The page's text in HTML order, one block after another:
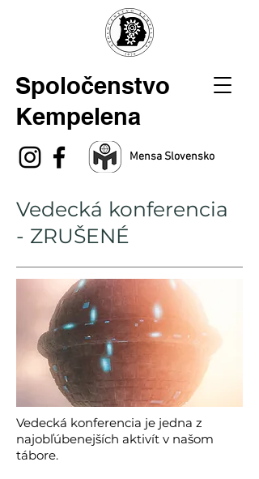
Spoločenstvo
Kempelena
Mensa Slovensko
Vedecká konferencia
- ZRUŠENÉ
Vedecká konferencia je jedna z
najobľúbenejších aktivít v našom
tábore.